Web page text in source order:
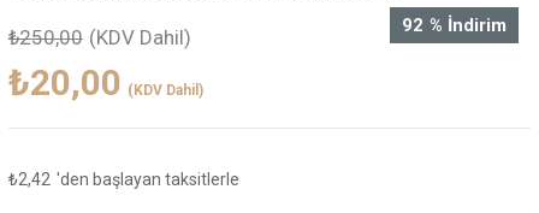
%
92 İndirim
₺250,00 (KDV Dahil)
₺20,00 (KDV Dahil)
₺2,42 'den başlayan taksitlerle